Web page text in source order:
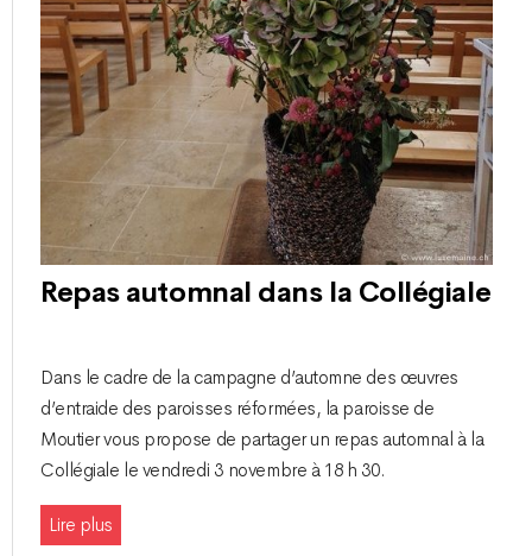
Repas automnal dans la Collégiale
Dans le cadre de la campagne d’automne des œuvres
d’entraide des paroisses réformées, la paroisse de
Moutier vous propose de partager un repas automnal à la
Collégiale le vendredi 3 novembre à 18 h 30.
Lire plus